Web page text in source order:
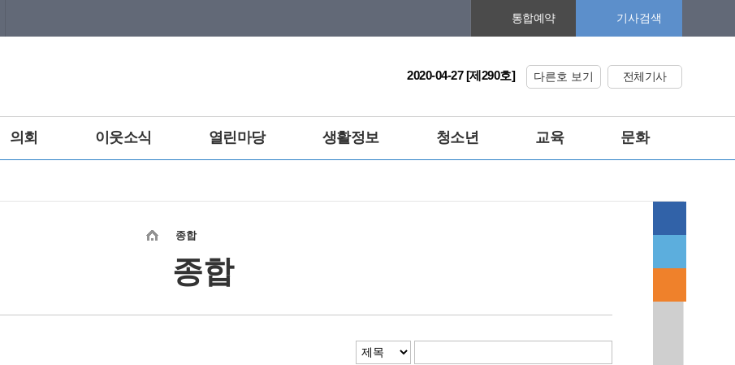
통합예약 기사검색
2020-04-27 [제290호] 다른호 보기 전체기사
의회 이웃소식 열린마당 생활정보 청소년 교육 문화
종합
종합